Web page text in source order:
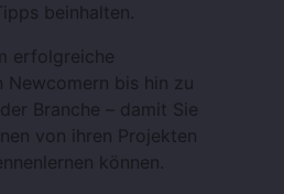
beinhalten.
erfolgreiche
Newcomern bis hin zu
Branche – damit Sie
von ihren Projekten
können.